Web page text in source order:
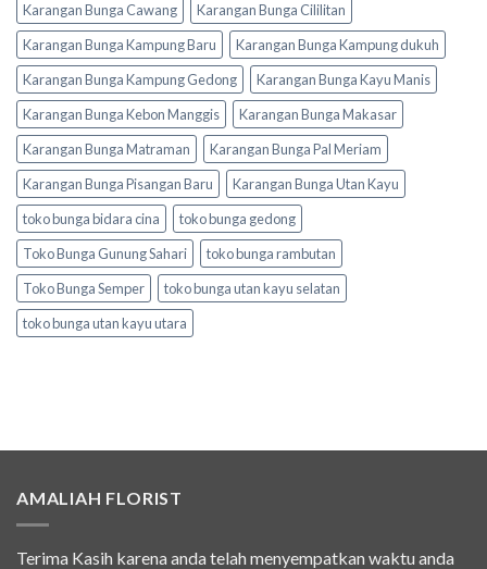
Karangan Bunga Cawang
Karangan Bunga Cililitan
Karangan Bunga Kampung Baru
Karangan Bunga Kampung dukuh
Karangan Bunga Kampung Gedong
Karangan Bunga Kayu Manis
Karangan Bunga Kebon Manggis
Karangan Bunga Makasar
Karangan Bunga Matraman
Karangan Bunga Pal Meriam
Karangan Bunga Pisangan Baru
Karangan Bunga Utan Kayu
toko bunga bidara cina
toko bunga gedong
Toko Bunga Gunung Sahari
toko bunga rambutan
Toko Bunga Semper
toko bunga utan kayu selatan
toko bunga utan kayu utara
AMALIAH FLORIST
Terima Kasih karena anda telah menyempatkan waktu anda